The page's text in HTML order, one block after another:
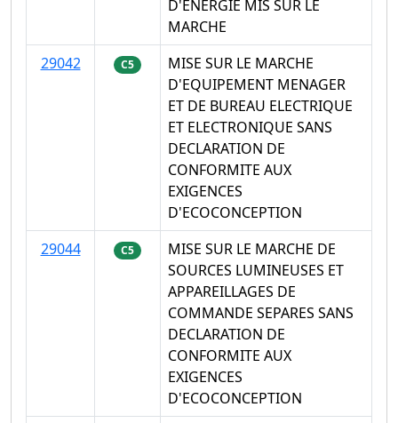
D'ENERGIE MIS SUR LE
MARCHE
29042
C5
MISE SUR LE MARCHE
D'EQUIPEMENT MENAGER
ET DE BUREAU ELECTRIQUE
ET ELECTRONIQUE SANS
DECLARATION DE
CONFORMITE AUX
EXIGENCES
D'ECOCONCEPTION
29044
C5
MISE SUR LE MARCHE DE
SOURCES LUMINEUSES ET
APPAREILLAGES DE
COMMANDE SEPARES SANS
DECLARATION DE
CONFORMITE AUX
EXIGENCES
D'ECOCONCEPTION